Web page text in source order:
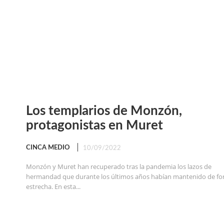
Los templarios de Monzón,
protagonistas en Muret
CINCA MEDIO 10/09/2022
Monzón y Muret han recuperado tras la pandemia los lazos de
hermandad que durante los últimos años habían mantenido de
estrecha. En esta...